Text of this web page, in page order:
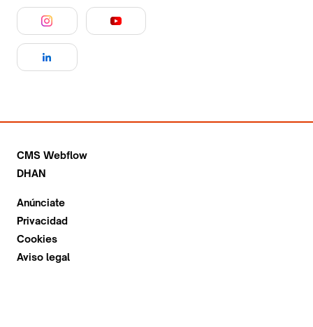
CMS Webflow
DHAN
Anúnciate
Privacidad
Cookies
Aviso legal